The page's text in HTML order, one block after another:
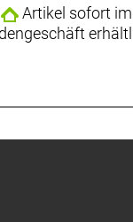
Artikel sofort im